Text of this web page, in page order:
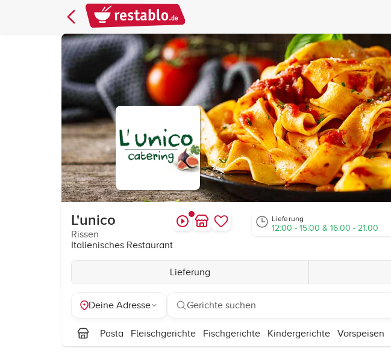
L'unico
Rissen
Italienisches Restaurant
Lieferung
12:00 - 15:00 & 16:00 - 21:00
Lieferung
Deine Adresse Gerichte suchen
Pasta Fleischgerichte Fischgerichte Kindergerichte Vorspeisen